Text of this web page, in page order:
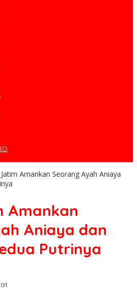
Amankan Seorang Ayah Aniaya
Amankan
Aniaya dan
Putrinya